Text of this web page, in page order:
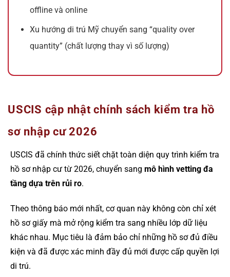
offline và online
Xu hướng di trú Mỹ chuyển sang “quality over
quantity” (chất lượng thay vì số lượng)
USCIS cập nhật chính sách kiểm tra hồ
sơ nhập cư 2026
USCIS đã chính thức siết chặt toàn diện quy trình kiểm tra
hồ sơ nhập cư từ 2026, chuyển sang mô hình vetting đa
tầng dựa trên rủi ro.
Theo thông báo mới nhất, cơ quan này không còn chỉ xét
hồ sơ giấy mà mở rộng kiểm tra sang nhiều lớp dữ liệu
khác nhau. Mục tiêu là đảm bảo chỉ những hồ sơ đủ điều
kiện và đã được xác minh đầy đủ mới được cấp quyền lợi
di trú.